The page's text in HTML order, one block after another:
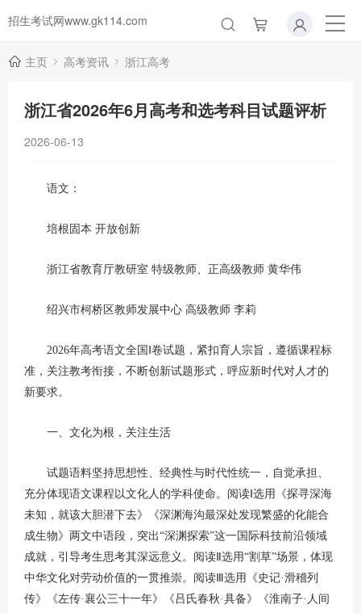
招生考试网www.gk114.com
主页 高考资讯 浙江高考
浙江省2026年6月高考和选考科目试题评析
2026-06-13
语文：
培根固本 开放创新
浙江省教育厅教研室 特级教师、正高级教师 黄华伟
绍兴市柯桥区教师发展中心 高级教师 李莉
2026年高考语文全国Ⅰ卷试题，紧扣育人宗旨，遵循课程标
准，关注教考衔接，不断创新试题形式，呼应新时代对人才的
新要求。
一、文化为根，关注生活
试题语料坚持思想性、经典性与时代性统一，自觉承担、
充分体现语文课程以文化人的学科使命。阅读Ⅰ选用《探寻深海
未知，就该大胆潜下去》《深渊海沟最深处发现繁盛的化能合
成生物》两文中语段，突出“深渊探索”这一国际科技前沿领域
成就，引导考生思考其深远意义。阅读Ⅱ选用“割草”场景，体现
中华文化对劳动价值的一贯推崇。阅读Ⅲ选用《史记·滑稽列
传》《左传·襄公三十一年》《吕氏春秋·具备》《淮南子·人间